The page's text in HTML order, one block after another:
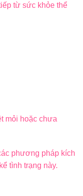
từ sức khỏe thể
mỏi hoặc chưa
phương pháp kích
tình trạng này.